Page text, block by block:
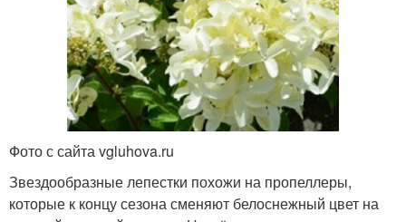
Фото с сайта vgluhova.ru
Звездообразные лепестки похожи на пропеллеры,
которые к концу сезона сменяют белоснежный цвет на